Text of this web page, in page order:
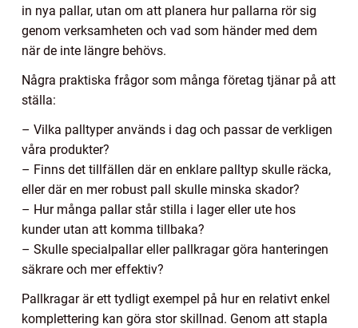
in nya pallar, utan om att planera hur pallarna rör sig
genom verksamheten och vad som händer med dem
när de inte längre behövs.
Några praktiska frågor som många företag tjänar på att
ställa:
– Vilka palltyper används i dag och passar de verkligen
våra produkter?
– Finns det tillfällen där en enklare palltyp skulle räcka,
eller där en mer robust pall skulle minska skador?
– Hur många pallar står stilla i lager eller ute hos
kunder utan att komma tillbaka?
– Skulle specialpallar eller pallkragar göra hanteringen
säkrare och mer effektiv?
Pallkragar är ett tydligt exempel på hur en relativt enkel
komplettering kan göra stor skillnad. Genom att stapla